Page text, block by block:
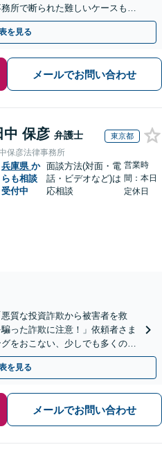
所で断られた難しいケースも解
ご相談ください
を見る
メールでお問い合わせ
中 保彦 弁護士 東京都
保彦法律事務所
兵庫県 か
らも相談
受付中
面談方法(対面・電
話・ビデオなど)は
応相談
営業時
間：本日
定休日
質な投資詐欺から被害者を救
った詐欺に注意！」依頼者さま
をおこない、少しでも多くの返
を見る
メールでお問い合わせ